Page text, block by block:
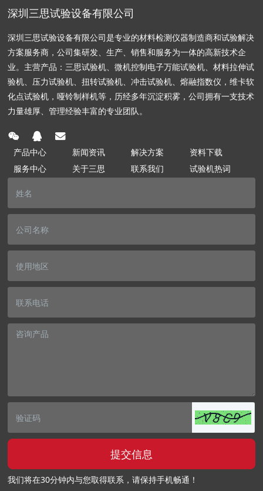
深圳三思试验设备有限公司
深圳三思试验设备有限公司是专业的材料检测仪器制造商和试验解决
方案服务商，公司集研发、生产、销售和服务为一体的高新技术企
业。主营产品：三思试验机、微机控制电子万能试验机、材料拉伸试
验机、压力试验机、扭转试验机、冲击试验机、熔融指数仪，维卡软
化点试验机，哑铃制样机等，历经多年沉淀积雾，公司拥有一支技术
力量雄厚、管理经验丰富的专业团队。
产品中心 新闻资讯 解决方案
资料下载
服务中心
关于三思 联系我们 试验机热词
提交信息
我们将在30分钟内与您取得联系，请保持手机畅通！